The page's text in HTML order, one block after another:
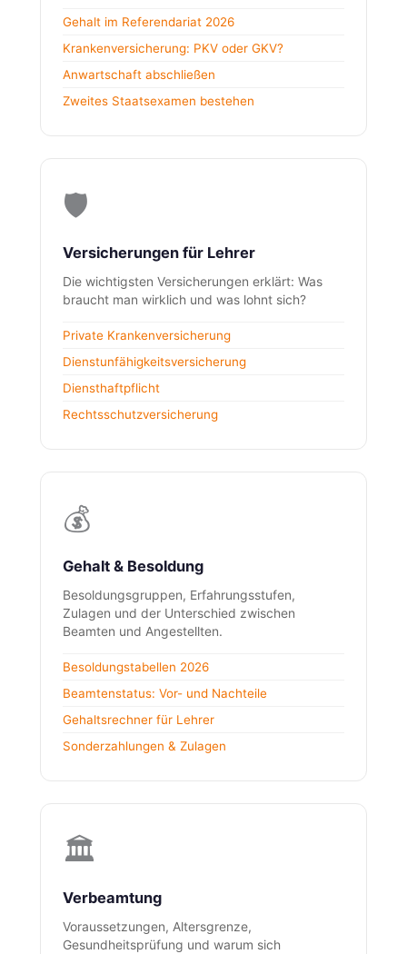
Gehalt im Referendariat 2026
Krankenversicherung: PKV oder GKV?
Anwartschaft abschließen
Zweites Staatsexamen bestehen
🛡️
Versicherungen für Lehrer
Die wichtigsten Versicherungen erklärt: Was
braucht man wirklich und was lohnt sich?
Private Krankenversicherung
Dienstunfähigkeitsversicherung
Diensthaftpflicht
Rechtsschutzversicherung
💰
Gehalt & Besoldung
Besoldungsgruppen, Erfahrungsstufen,
Zulagen und der Unterschied zwischen
Beamten und Angestellten.
Besoldungstabellen 2026
Beamtenstatus: Vor- und Nachteile
Gehaltsrechner für Lehrer
Sonderzahlungen & Zulagen
🏛️
Verbeamtung
Voraussetzungen, Altersgrenze,
Gesundheitsprüfung und warum sich